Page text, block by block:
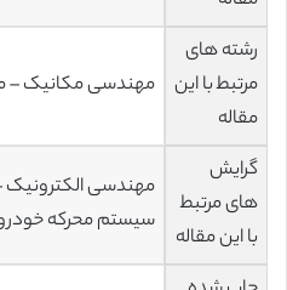
رشته های
مرتبط با این
مقاله
مهندسی مکانیک –
گرایش
های مرتبط
با این مقاله
مهندسی الکترونیک
سیستم محرکه